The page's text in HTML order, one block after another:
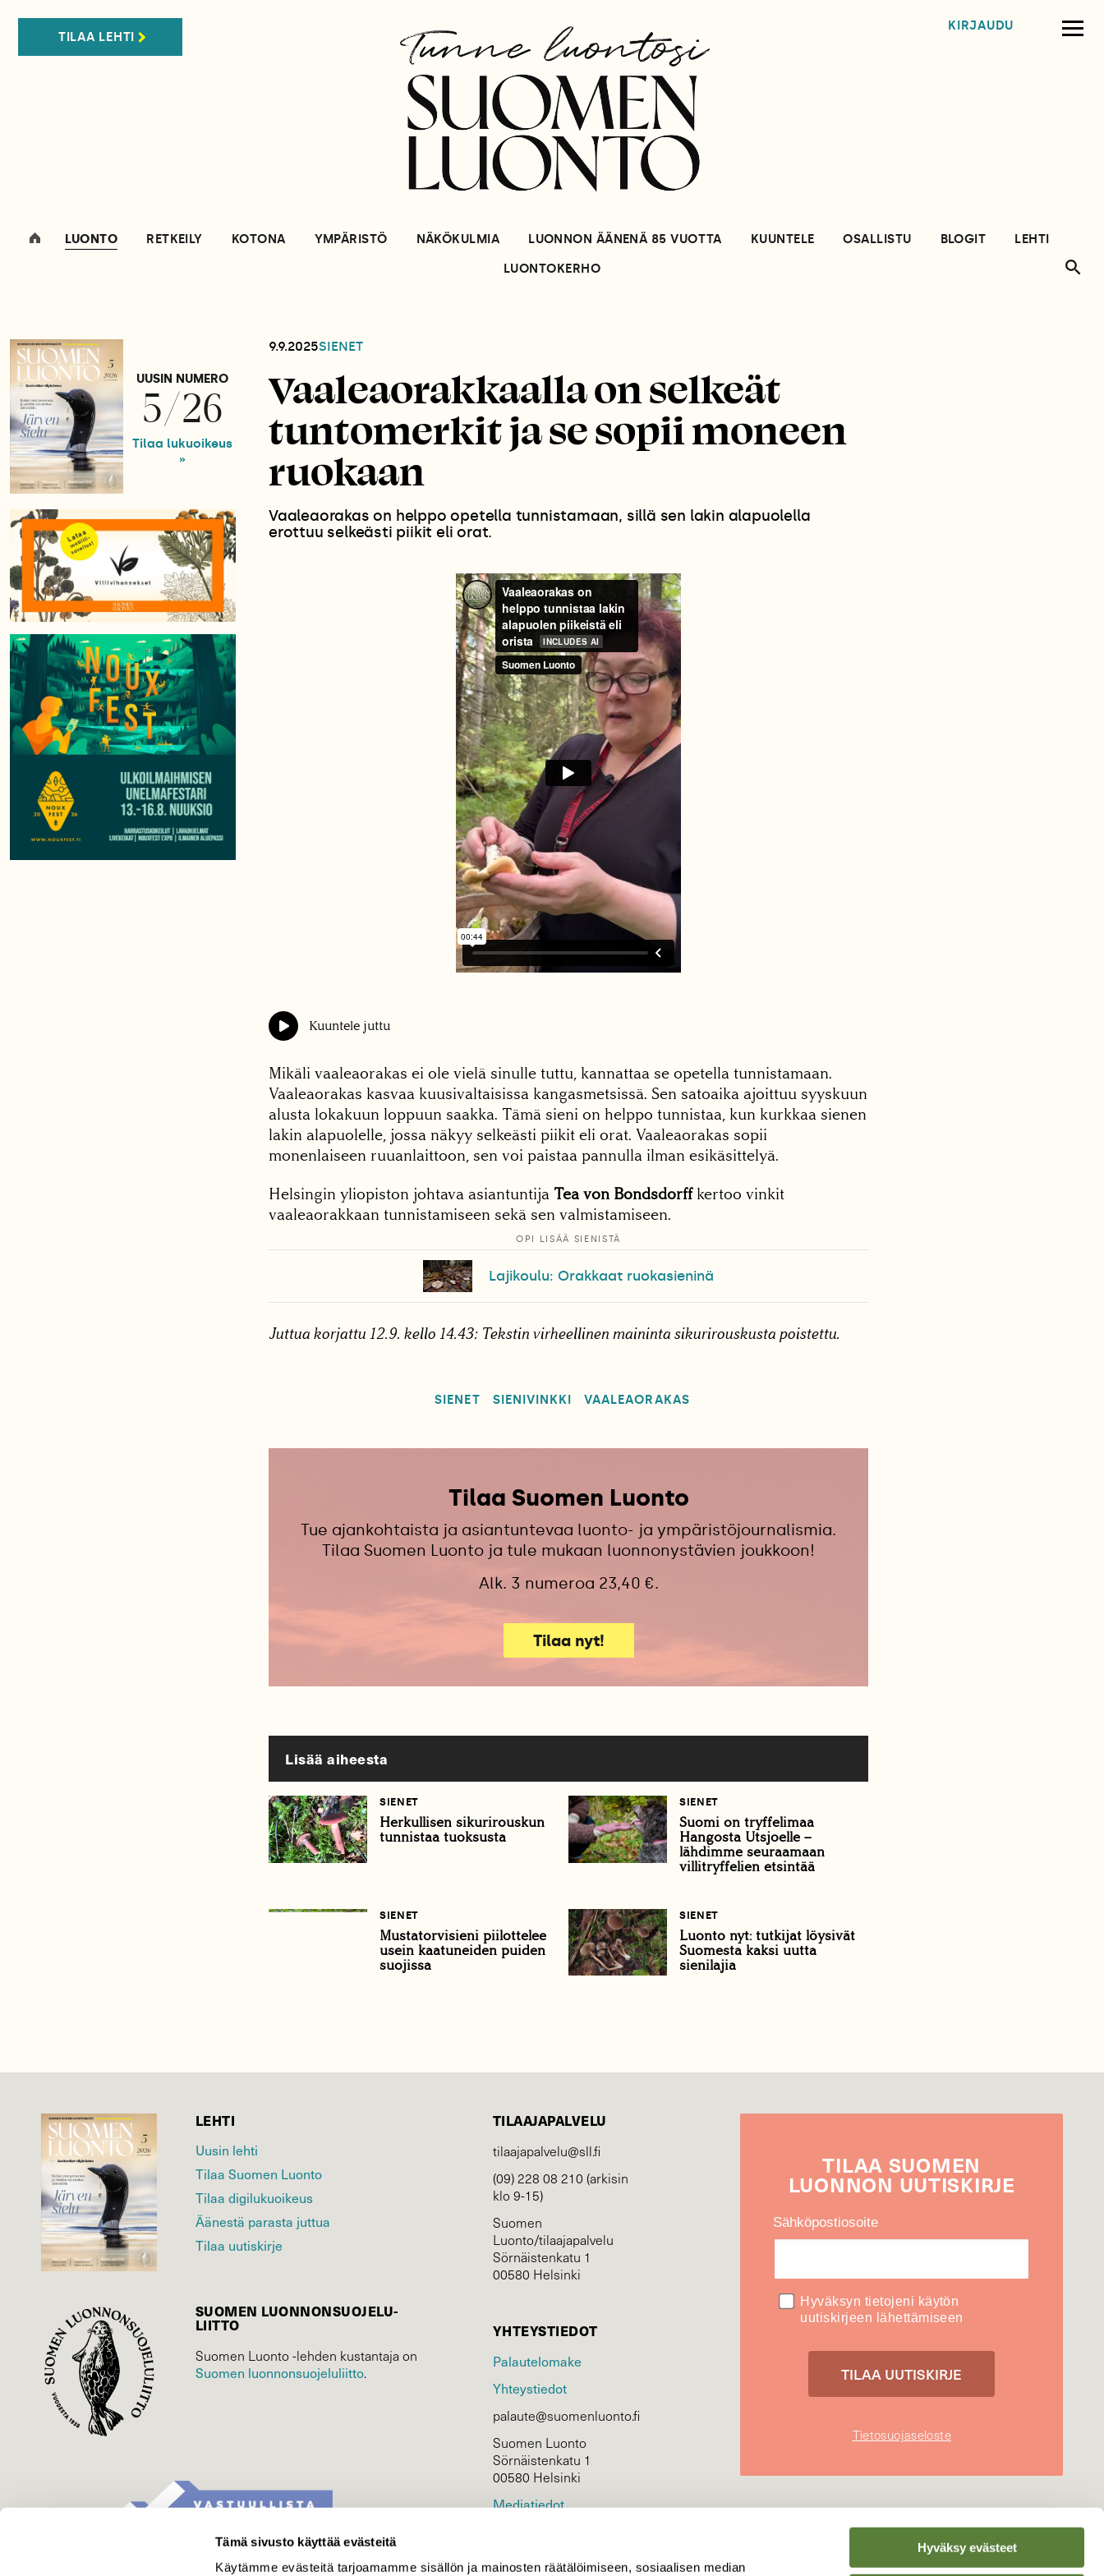
Tämä sivusto käyttää evästeitä
Käytämme evästeitä tarjoamamme sisällön ja mainosten räätälöimiseen, sosiaalisen median
Hyväksy evästeet
TILAA LEHTI
KIRJAUDU
LUONTO RETKEILY KOTONA YMPÄRISTÖ NÄKÖKULMIA LUONNON ÄÄNENÄ 85 VUOTTA KUUNTELE OSALLISTU BLOGIT
LEHTI
LUONTOKERHO
UUSIN NUMERO
5/26
Tilaa lukuoikeus
»
9.9.2025SIENET
Vaaleaorakkaalla on selkeät
tuntomerkit ja se sopii moneen
ruokaan
Vaaleaorakas on helppo opetella tunnistamaan, sillä sen lakin alapuolella
erottuu selkeästi piikit eli orat.
Kuuntele juttu
Mikäli vaaleaorakas ei ole vielä sinulle tuttu, kannattaa se opetella tunnistamaan.
Vaaleaorakas kasvaa kuusivaltaisissa kangasmetsissä. Sen satoaika ajoittuu syyskuun
alusta lokakuun loppuun saakka. Tämä sieni on helppo tunnistaa, kun kurkkaa sienen
lakin alapuolelle, jossa näkyy selkeästi piikit eli orat. Vaaleaorakas sopii
monenlaiseen ruuanlaittoon, sen voi paistaa pannulla ilman esikäsittelyä.
Helsingin yliopiston johtava asiantuntija Tea von Bondsdorffkertoo vinkit
vaaleaorakkaan tunnistamiseen sekä sen valmistamiseen.
OPI LISÄÄ SIENISTÄ
Lajikoulu: Orakkaat ruokasieninä
Juttua korjattu 12.9. kello 14.43: Tekstin virheellinen maininta sikurirouskusta poistettu.
SIENET SIENIVINKKI VAALEAORAKAS
Tilaa Suomen Luonto
Tue ajankohtaista ja asiantuntevaa luonto- ja ympäristöjournalismia.
Tilaa Suomen Luonto ja tule mukaan luonnonystävien joukkoon!
Alk. 3 numeroa 23,40 €.
Tilaa nyt!
Lisää aiheesta
SIENET
Herkullisen sikurirouskun
tunnistaa tuoksusta
SIENET
Suomi on tryffelimaa
Hangosta Utsjoelle –
lähdimme seuraamaan
villitryffelien etsintää
SIENET
Mustatorvisieni piilottelee
usein kaatuneiden puiden
suojissa
SIENET
Luonto nyt: tutkijat löysivät
Suomesta kaksi uutta
sienilajia
LEHTI
Uusin lehti
Tilaa Suomen Luonto
Tilaa digilukuoikeus
Äänestä parasta juttua
Tilaa uutiskirje
SUOMEN LUONNON­SUOJELU­
LIITTO
Suomen Luonto -lehden kustantaja on
Suomen luonnonsuojelu­liitto.
TILAAJAPALVELU
tilaajapalvelu@sll.fi
(09) 228 08 210 (arkisin
klo 9-15)
Suomen
Luonto/tilaajapalvelu
Sörnäistenkatu 1
00580 Helsinki
YHTEYSTIEDOT
Palautelomake
Yhteystiedot
palaute@suomenluonto.fi
Suomen Luonto
Sörnäistenkatu 1
00580 Helsinki
Mediatiedot
TILAA SUOMEN
LUONNON UUTIS­KIRJE
Sähköpostiosoite
Hyväksyn tietojeni käytön
uutiskirjeen lähettämiseen
Tietosuojaseloste